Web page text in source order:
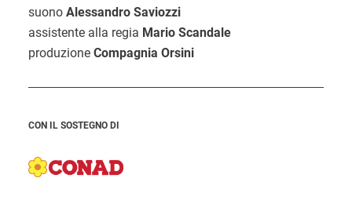
suono Alessandro Saviozzi
assistente alla regia Mario Scandale
produzione Compagnia Orsini
CON IL SOSTEGNO DI